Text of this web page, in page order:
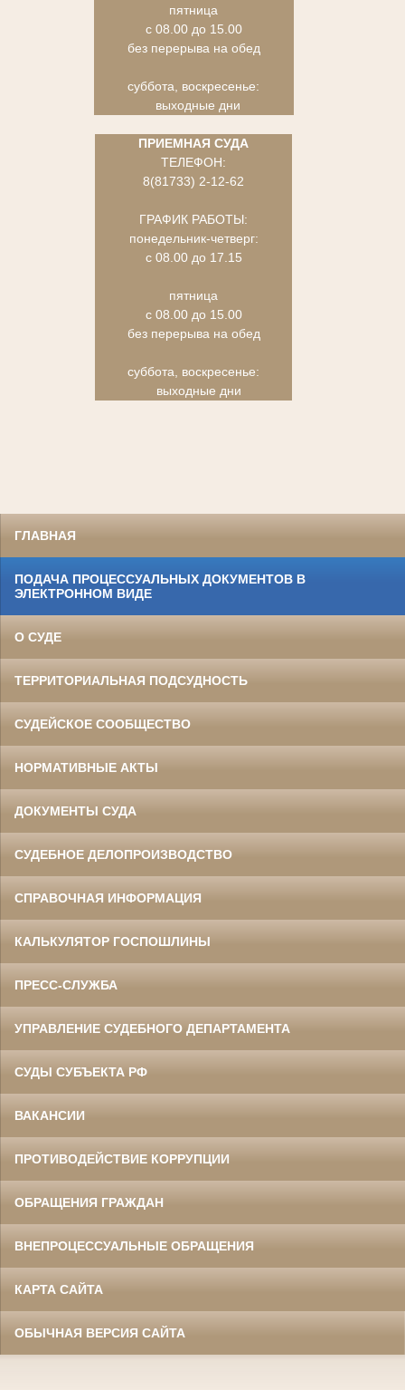
пятница
с 08.00 до 15.00
без перерыва на обед
суббота, воскресенье:
выходные дни
ПРИЕМНАЯ СУДА
ТЕЛЕФОН:
8(81733) 2-12-62
ГРАФИК РАБОТЫ:
понедельник-четверг:
с 08.00 до 17.15
пятница
с 08.00 до 15.00
без перерыва на обед
суббота, воскресенье:
выходные дни
ГЛАВНАЯ
ПОДАЧА ПРОЦЕССУАЛЬНЫХ ДОКУМЕНТОВ В
ЭЛЕКТРОННОМ ВИДЕ
О СУДЕ
ТЕРРИТОРИАЛЬНАЯ ПОДСУДНОСТЬ
СУДЕЙСКОЕ СООБЩЕСТВО
НОРМАТИВНЫЕ АКТЫ
ДОКУМЕНТЫ СУДА
СУДЕБНОЕ ДЕЛОПРОИЗВОДСТВО
СПРАВОЧНАЯ ИНФОРМАЦИЯ
КАЛЬКУЛЯТОР ГОСПОШЛИНЫ
ПРЕСС-СЛУЖБА
УПРАВЛЕНИЕ СУДЕБНОГО ДЕПАРТАМЕНТА
СУДЫ СУБЪЕКТА РФ
ВАКАНСИИ
ПРОТИВОДЕЙСТВИЕ КОРРУПЦИИ
ОБРАЩЕНИЯ ГРАЖДАН
ВНЕПРОЦЕССУАЛЬНЫЕ ОБРАЩЕНИЯ
КАРТА САЙТА
ОБЫЧНАЯ ВЕРСИЯ САЙТА